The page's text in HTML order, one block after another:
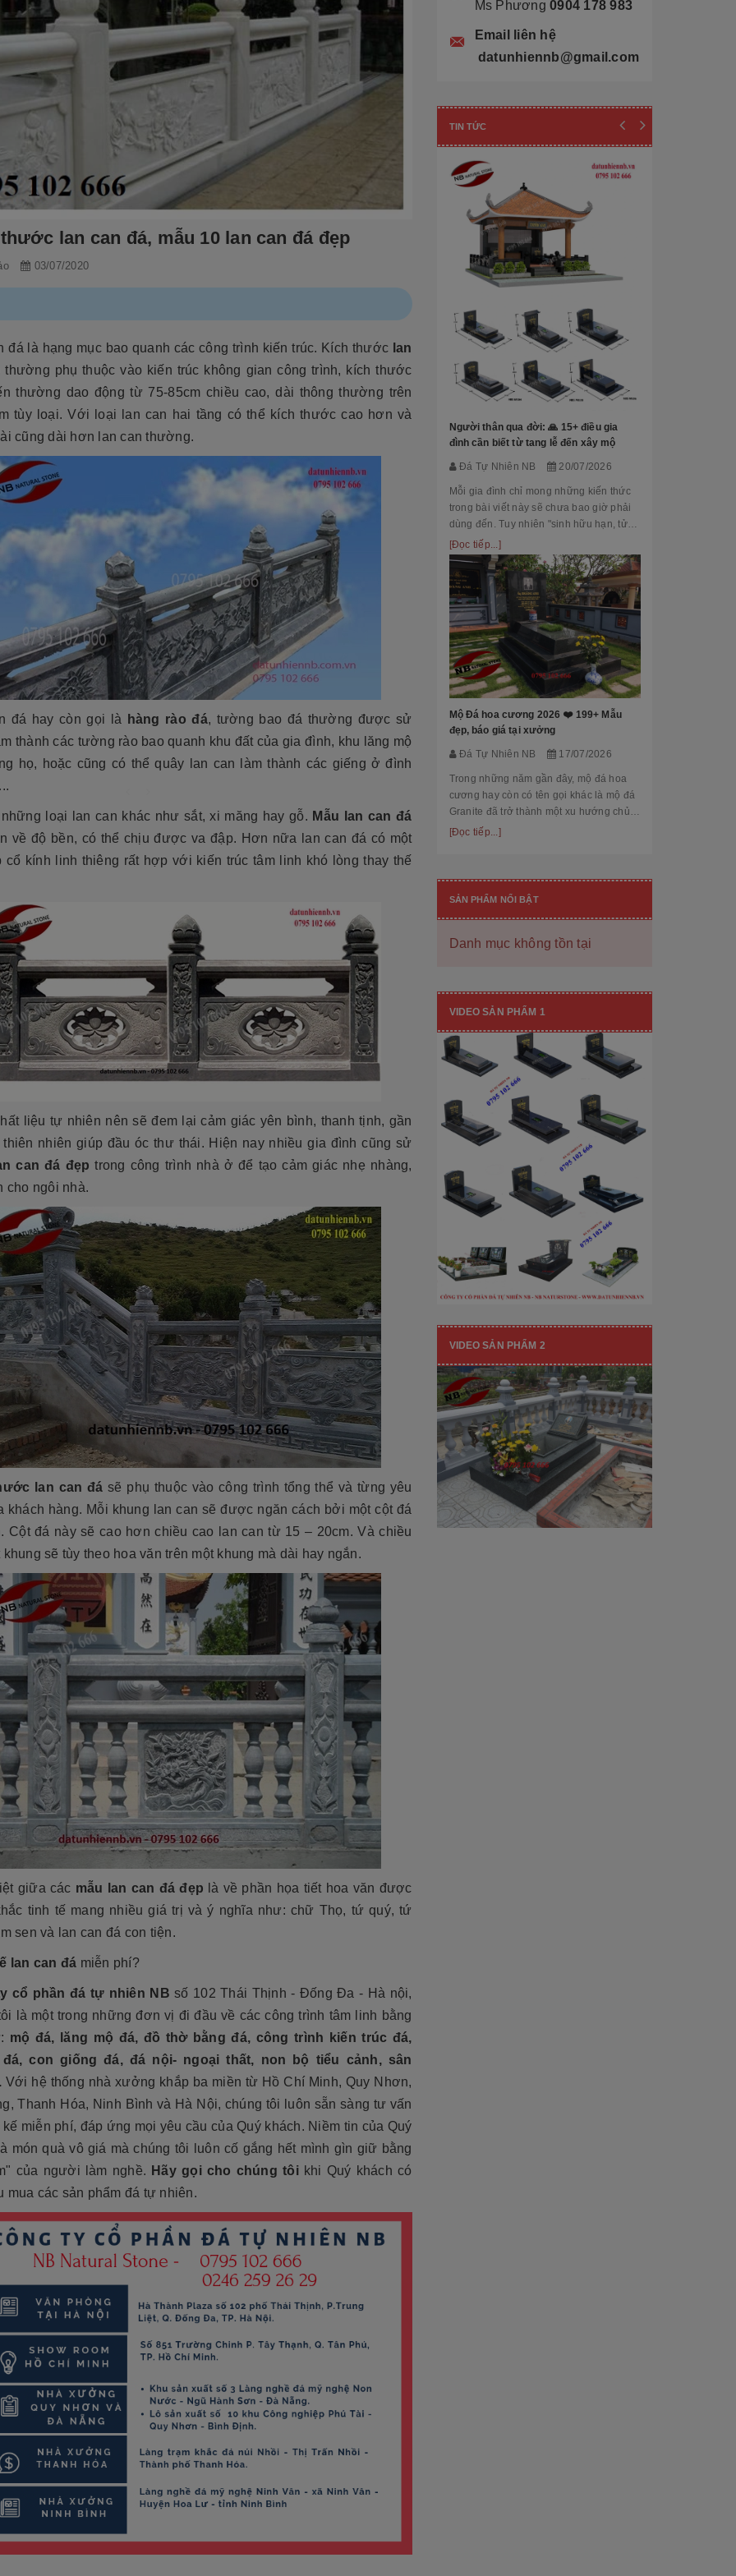
2026 ❤️ 199+ Mẫu
tại xưởng
NB 17/07/2026
năm gần đây, mộ đá hoa
có tên gọi khác là mộ đá
thành một xu hướng chủ
bền cao, mẫu mã đẹp, kiểu
Cẩn thận! 10+ Sai Lầm Cần Tránh Khi
Làm Mộ Đá Cho Người Thân
Đá Tự Nhiên NB 01/07/2026
Mộ phần là nơi yên nghỉ của người mất,
tri ân công đức dưỡng dục sinh thành
của con cháu dành cho ông bà cha mẹ
[Đọc tiếp...]
Biển hiệu đá khối đang ngày càng được
nhiều công ty, khu đô thị mới, resort cao
cấp lựa chọn nhờ vẻ đẹp sang trọng, bề
thế cùng độ bền vượt trội. Không chỉ là
hạng mục nhận diện thương hiệu, nó
lan can đá, mẫu 10 lan can đá đẹp
03/07/2020
đá là hạng mục bao quanh các công trình kiến trúc. Kích thước lan
thường phụ thuộc vào kiến trúc không gian công trình, kích thước
thường dao động từ 75-85cm chiều cao, dài thông thường trên
tùy loại. Với loại lan can hai tầng có thể kích thước cao hơn và
cũng dài hơn lan can thường.
đá hay còn gọi là hàng rào đá, tường bao đá thường được sử
thành các tường rào bao quanh khu đất của gia đình, khu lăng mộ
họ, hoặc cũng có thể quây lan can làm thành các giếng ở đình
loại lan can khác như sắt, xi măng hay gỗ. Mẫu lan can đá
về độ bền, có thể chịu được va đập. Hơn nữa lan can đá có một
cổ kính linh thiêng rất hợp với kiến trúc tâm linh khó lòng thay thế
liệu tự nhiên nên sẽ đem lại cảm giác yên bình, thanh tịnh, gần
nhiên giúp đầu óc thư thái. Hiện nay nhiều gia đình cũng sử
can đá đẹp trong công trình nhà ở để tạo cảm giác nhẹ nhàng,
cho ngôi nhà.
lan can đá sẽ phụ thuộc vào công trình tổng thể và từng yêu
khách hàng. Mỗi khung lan can sẽ được ngăn cách bởi một cột đá
Cột đá này sẽ cao hơn chiều cao lan can từ 15 – 20cm. Và chiều
khung sẽ tùy theo hoa văn trên một khung mà dài hay ngắn.
giữa các mẫu lan can đá đẹp là về phần họa tiết hoa văn được
tinh tế mang nhiều giá trị và ý nghĩa như: chữ Thọ, tứ quý, tứ
sen và lan can đá con tiện.
lan can đá miễn phí?
cổ phần đá tự nhiên NB số 102 Thái Thịnh - Đống Đa - Hà nội,
là một trong những đơn vị đi đầu về các công trình tâm linh bằng
mộ đá, lăng mộ đá, đồ thờ bằng đá, công trình kiến trúc đá,
con giống đá, đá nội- ngoại thất, non bộ tiểu cảnh, sân
Với hệ thống nhà xưởng khắp ba miền từ Hồ Chí Minh, Quy Nhơn,
Thanh Hóa, Ninh Bình và Hà Nội, chúng tôi luôn sẵn sàng tư vấn
kế miễn phí, đáp ứng mọi yêu cầu của Quý khách. Niềm tin của Quý
món quà vô giá mà chúng tôi luôn cố gắng hết mình gìn giữ bằng
của người làm nghề. Hãy gọi cho chúng tôikhi Quý khách có
mua các sản phẩm đá tự nhiên.
Ms Phương 0904 178 983
Email liên hệ
datunhiennb@gmail.com
TIN TỨC
Người thân qua đời: 🙏 15+ điều gia
đình cần biết từ tang lễ đến xây mộ
Đá Tự Nhiên NB 20/07/2026
Mỗi gia đình chỉ mong những kiến thức
trong bài viết này sẽ chưa bao giờ phải
dùng đến. Tuy nhiên "sinh hữu hạn, tử
bất kỳ" việc chuẩn bị đầy đủ kiến thức về
các thủ tục, nghi lễ và xây dựng mộ
phầ...
[Đọc tiếp...]
Mộ Đá hoa cương 2026 ❤️ 199+ Mẫu
đẹp, báo giá tại xưởng
Đá Tự Nhiên NB 17/07/2026
Trong những năm gần đây, mộ đá hoa
cương hay còn có tên gọi khác là mộ đá
Granite đã trở thành một xu hướng chủ
đạo trong thiết kế thi công mộ đá tự
[Đọc tiếp...]
SẢN PHẨM NỔI BẬT
Danh mục không tồn tại
VIDEO SẢN PHẨM 1
VIDEO SẢN PHẨM 2